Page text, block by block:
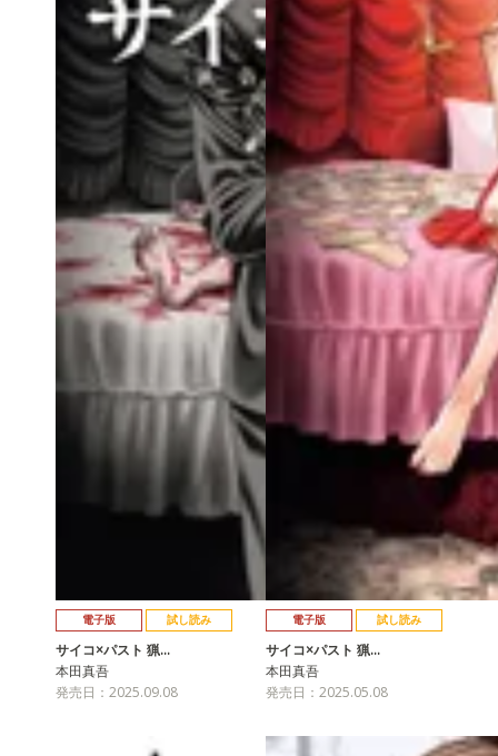
電子版 試し読み
サイコ×パスト 猟…
本田真吾
発売日：2025.09.08
電子版 試し読み
サイコ×パスト 猟…
本田真吾
発売日：2025.05.08